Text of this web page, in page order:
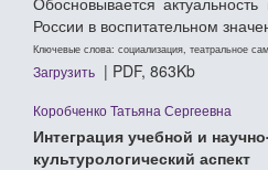
России в воспитательном
Ключевые слова: социализация, театральное
Загрузить
| PDF, 863Kb
Коробченко Татьяна Сергеевна
Интеграция учебной и
культурологический аспект